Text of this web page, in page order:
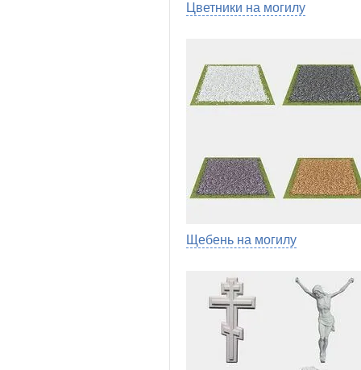
Цветники на могилу
Щебень на могилу